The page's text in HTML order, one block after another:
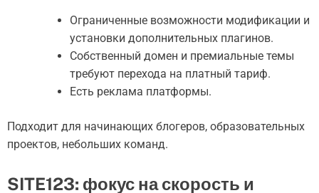
Ограниченные возможности модификации и
установки дополнительных плагинов.
Собственный домен и премиальные темы
требуют перехода на платный тариф.
Есть реклама платформы.
Подходит для начинающих блогеров, образовательных
проектов, небольших команд.
SITE123: фокус на скорость и